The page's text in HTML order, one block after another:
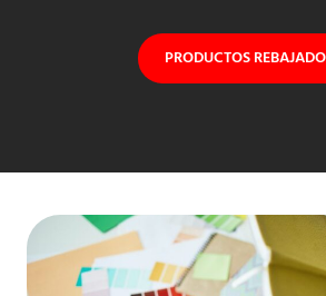
PRODUCTOS